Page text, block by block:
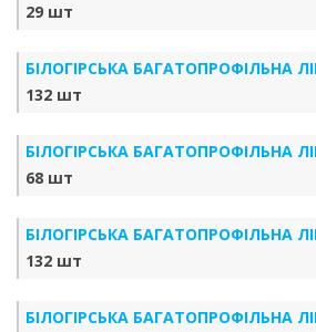
29 шт
БІЛОГІРСЬКА БАГАТОПРОФІЛЬНА
132 шт
БІЛОГІРСЬКА БАГАТОПРОФІЛЬНА
68 шт
БІЛОГІРСЬКА БАГАТОПРОФІЛЬНА
132 шт
БІЛОГІРСЬКА БАГАТОПРОФІЛЬНА